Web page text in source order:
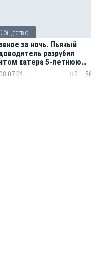
за ночь. Пьяный
разрубил
катера 5-летнюю
тигр напал
07:02 0 56